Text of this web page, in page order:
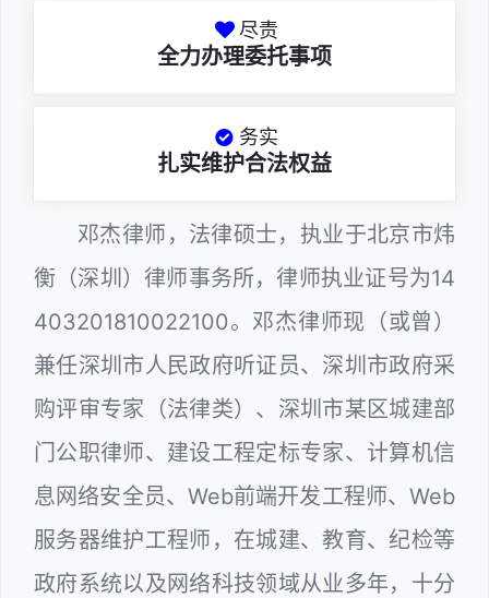
尽责
全力办理委托事项
务实
扎实维护合法权益
邓杰律师，法律硕士，执业于北京市炜
衡（深圳）律师事务所，律师执业证号为14
403201810022100。邓杰律师现（或曾）
兼任深圳市人民政府听证员、深圳市政府采
购评审专家（法律类）、深圳市某区城建部
门公职律师、建设工程定标专家、计算机信
息网络安全员、Web前端开发工程师、Web
服务器维护工程师，在城建、教育、纪检等
政府系统以及网络科技领域从业多年，十分